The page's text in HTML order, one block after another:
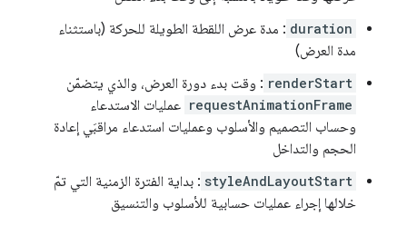
duration : مدة عرض اللقطة الطويلة للحركة (باستثناء
مدة العرض)
renderStart : وقت بدء دورة العرض، والذي يتضمّن
requestAnimationFrame عمليات الاستدعاء
وحساب التصميم والأسلوب وعمليات استدعاء مراقبَي إعادة
الحجم والتداخل
styleAndLayoutStart : بداية الفترة الزمنية التي تمّ
خلالها إجراء عمليات حسابية للأسلوب والتنسيق